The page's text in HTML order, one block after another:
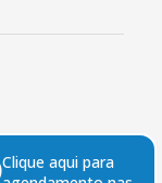
Clique aqui para